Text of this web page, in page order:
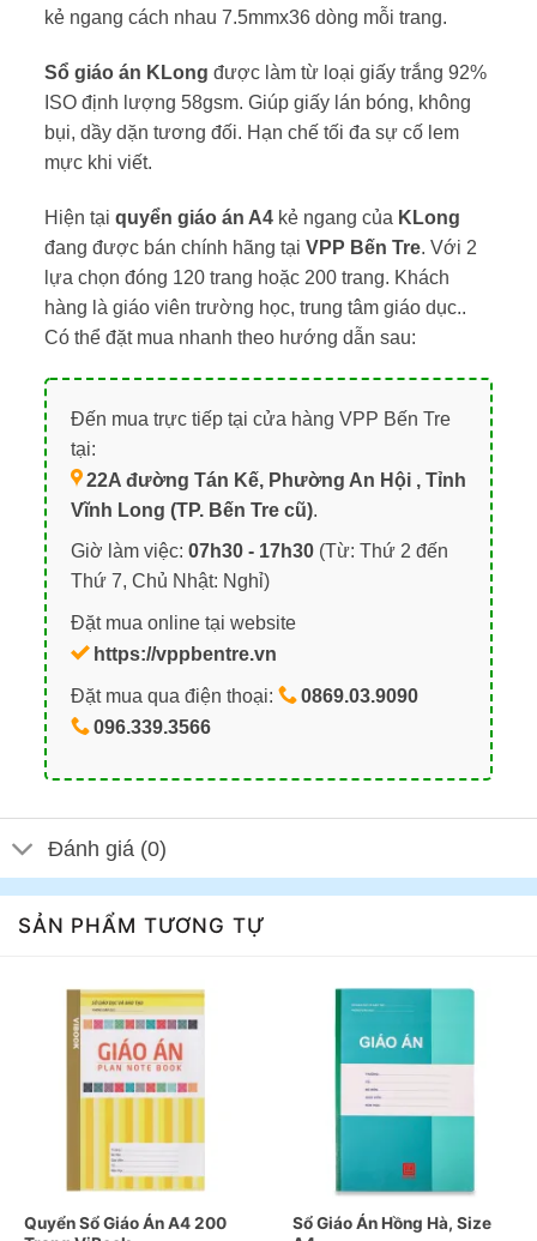
kẻ ngang cách nhau 7.5mmx36 dòng mỗi trang.
Sổ giáo án KLong được làm từ loại giấy trắng 92%
ISO định lượng 58gsm. Giúp giấy lán bóng, không
bụi, dầy dặn tương đối. Hạn chế tối đa sự cố lem
mực khi viết.
Hiện tại quyển giáo án A4 kẻ ngang của KLong
đang được bán chính hãng tại VPP Bến Tre. Với 2
lựa chọn đóng 120 trang hoặc 200 trang. Khách
hàng là giáo viên trường học, trung tâm giáo dục..
Có thể đặt mua nhanh theo hướng dẫn sau:
Đến mua trực tiếp tại cửa hàng VPP Bến Tre
tại:
22A đường Tán Kế, Phường An Hội , Tỉnh
Vĩnh Long (TP. Bến Tre cũ).
Giờ làm việc: 07h30 - 17h30(Từ: Thứ 2 đến
Thứ 7, Chủ Nhật: Nghỉ)
Đặt mua online tại website
https://vppbentre.vn
Đặt mua qua điện thoại:
0869.03.9090
096.339.3566
Đánh giá (0)
SẢN PHẨM TƯƠNG TỰ
Quyển Sổ Giáo Án A4 200
Sổ Giáo Án Hồng Hà, Size